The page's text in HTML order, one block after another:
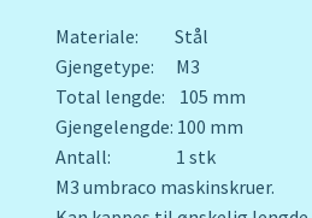
Materiale: Stål
Gjengetype: M3
Total lengde: 105 mm
Gjengelengde: 100 mm
Antall: 1 stk
M3 umbraco maskinskruer.